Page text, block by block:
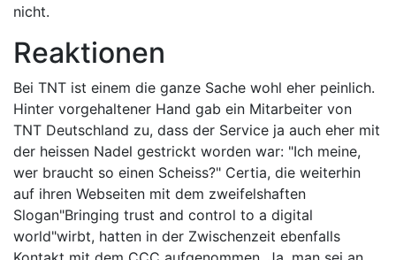
nicht.
Reaktionen
Bei TNT ist einem die ganze Sache wohl eher peinlich.
Hinter vorgehaltener Hand gab ein Mitarbeiter von
TNT Deutschland zu, dass der Service ja auch eher mit
der heissen Nadel gestrickt worden war: "Ich meine,
wer braucht so einen Scheiss?" Certia, die weiterhin
auf ihren Webseiten mit dem zweifelshaften
Slogan"Bringing trust and control to a digital
world"wirbt, hatten in der Zwischenzeit ebenfalls